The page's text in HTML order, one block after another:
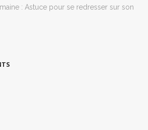
: Astuce pour se redresser sur son